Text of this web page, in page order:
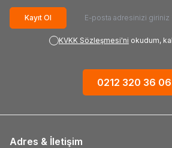
Kayıt Ol
KVKK Sözleşmesi'ni okudum,
0212 320 36 06
Adres & İletişim